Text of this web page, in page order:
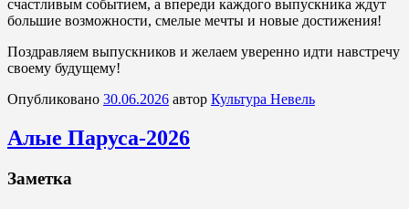
счастливым событием, а впереди каждого выпускника ждут
большие возможности, смелые мечты и новые достижения!
Поздравляем выпускников и желаем уверенно идти навстречу
своему будущему!
Опубликовано 30.06.2026 автор Культура Невель
Алые Паруса-2026
Заметка